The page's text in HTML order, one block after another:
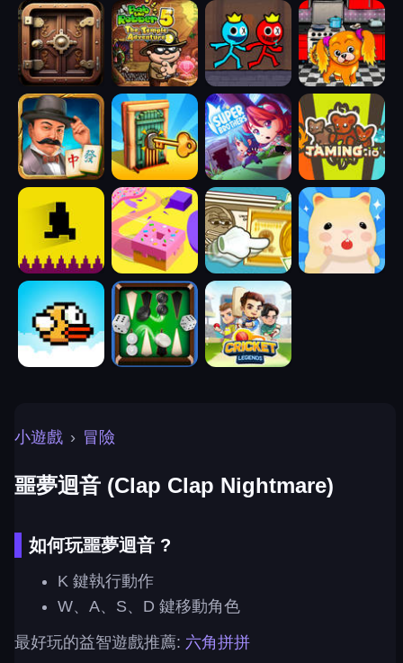
小遊戲 › 冒險
噩夢迴音 (Clap Clap Nightmare)
如何玩噩夢迴音 ?
K 鍵執行動作
W、A、S、D 鍵移動角色
最好玩的益智遊戲推薦: 六角拼拼